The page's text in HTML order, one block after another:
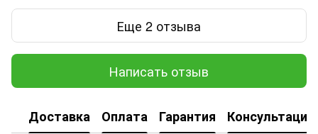
Еще 2 отзыва
Написать отзыв
Доставка Оплата Гарантия Консультация